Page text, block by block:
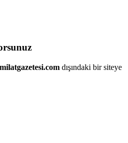
dışındaki bir siteye